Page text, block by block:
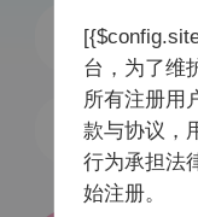
台，为了维
所有注册用
款与协议，
行为承担法
始注册。